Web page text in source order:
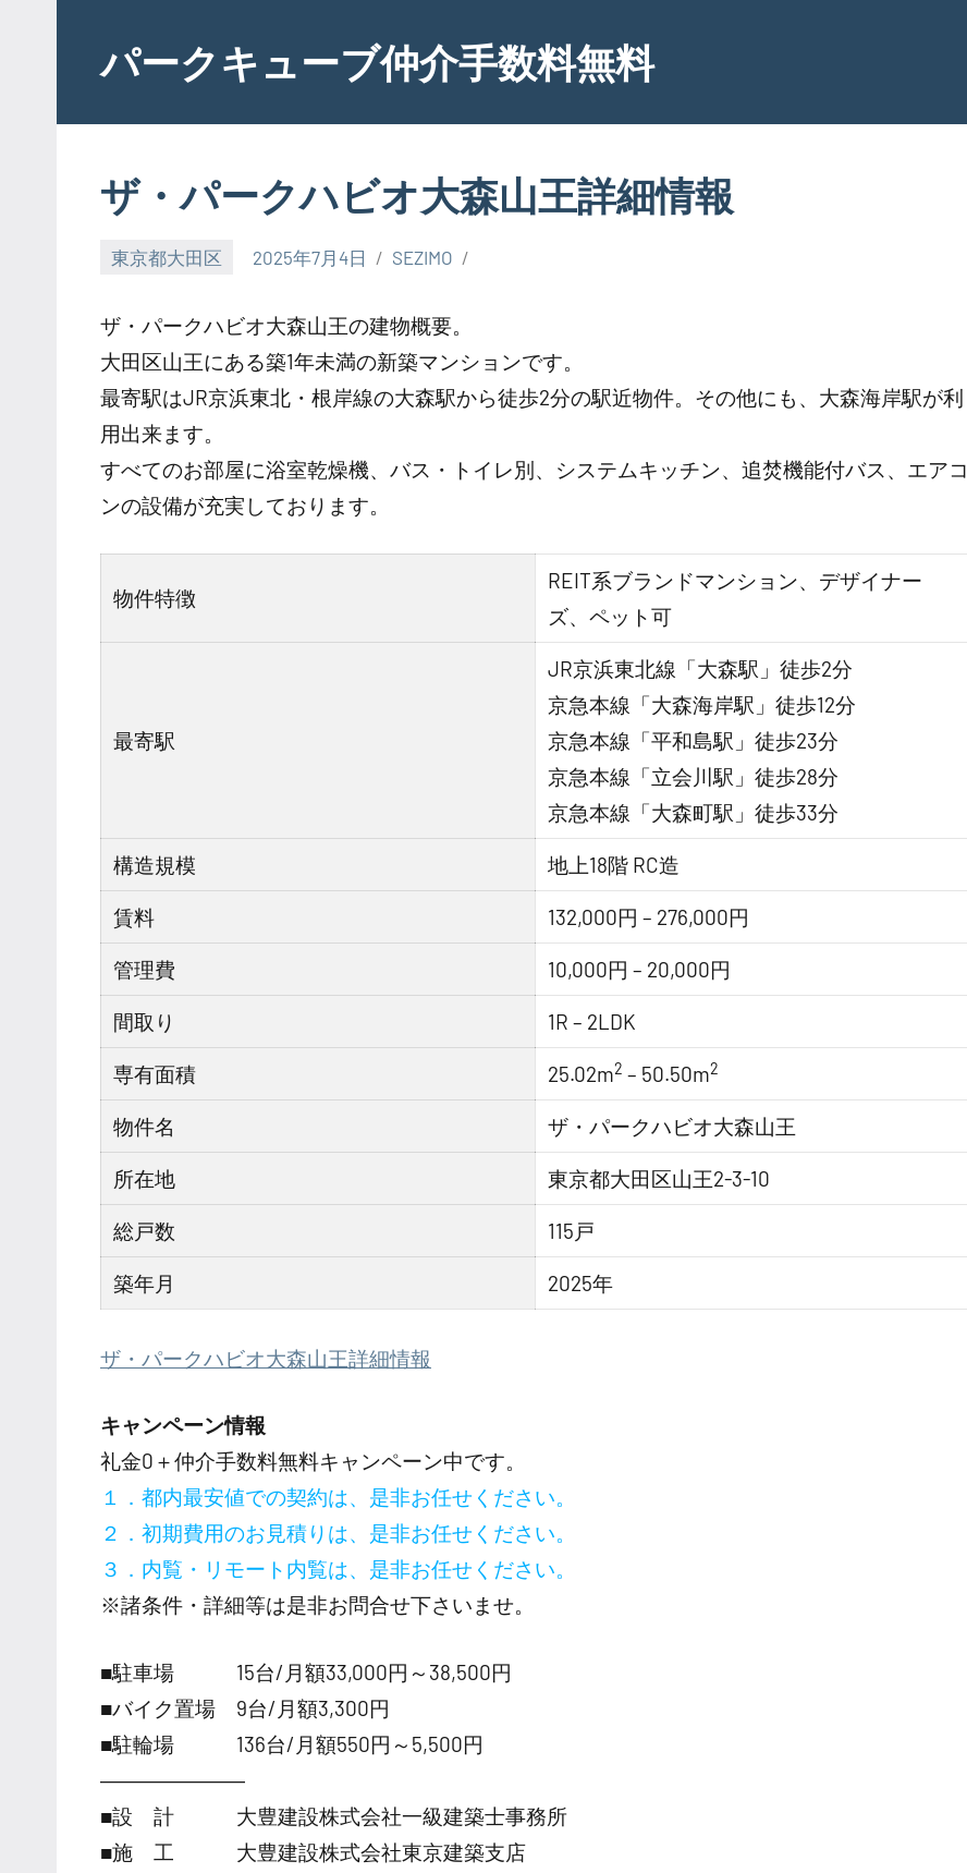
contentパークキューブ仲介手数料無料
ザ・パークハビオ大森山王詳細情報
東京都大田区 2025年7月4日 SEZIMO
ザ・パークハビオ大森山王の建物概要。
大田区山王にある築1年未満の新築マンションです。
最寄駅はJR京浜東北・根岸線の大森駅から徒歩2分の駅近物件。その他にも、大森海岸駅が利
用出来ます。
すべてのお部屋に浴室乾燥機、バス・トイレ別、システムキッチン、追焚機能付バス、エアコ
ンの設備が充実しております。
物件特徴
REIT系ブランドマンション、デザイナー
ズ、ペット可
最寄駅
JR京浜東北線「大森駅」徒歩2分
京急本線「大森海岸駅」徒歩12分
京急本線「平和島駅」徒歩23分
京急本線「立会川駅」徒歩28分
京急本線「大森町駅」徒歩33分
構造規模 地上18階 RC造
賃料 132,000円 – 276,000円
管理費 10,000円 – 20,000円
間取り 1R – 2LDK
専有面積 25.02m2 – 50.50m2
物件名 ザ・パークハビオ大森山王
所在地 東京都大田区山王2-3-10
総戸数 115戸
築年月 2025年
ザ・パークハビオ大森山王詳細情報
キャンペーン情報
礼金0 ＋仲介手数料無料キャンペーン中です。
１．都内最安値での契約は、是非お任せください。
２．初期費用のお見積りは、是非お任せください。
３．内覧・リモート内覧は、是非お任せください。
※諸条件・詳細等は是非お問合せ下さいませ。
■駐車場 15台/月額33,000円～38,500円
■バイク置場 9台/月額3,300円
■駐輪場 136台/月額550円～5,500円
―――――――
■設 計 大豊建設株式会社一級建築士事務所
■施 工 大豊建設株式会社東京建築支店